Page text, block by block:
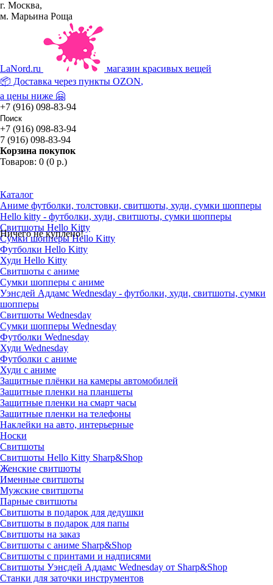
г. Москва,
м. Марьина Роща
LaNord.ru
магазин красивых вещей
📦 Доставка через пункты OZON,
а цены ниже 🤗
+7 (916) 098-83-94
+7 (916) 098-83-94
7 (916) 098-83-94
Корзина покупок
Товаров: 0 (0 р.)
Ничего не куплено!
Каталог
Аниме футболки, толстовки, свитшоты, худи, сумки шопперы
Hello kitty - футболки, худи, свитшоты, сумки шопперы
Свитшоты Hello Kitty
Сумки шопперы Hello Kitty
Футболки Hello Kitty
Худи Hello Kitty
Свитшоты с аниме
Сумки шопперы с аниме
Уэнсдей Аддамс Wednesday - футболки, худи, свитшоты, сумки
шопперы
Свитшоты Wednesday
Сумки шопперы Wednesday
Футболки Wednesday
Худи Wednesday
Футболки с аниме
Худи с аниме
Защитные плёнки на камеры автомобилей
Защитные пленки на планшеты
Защитные пленки на смарт часы
Защитные пленки на телефоны
Наклейки на авто, интерьерные
Носки
Свитшоты
Cвитшоты Hello Kitty Sharp&Shop
Женские свитшоты
Именные свитшоты
Мужские свитшоты
Парные свитшоты
Свитшоты в подарок для дедушки
Свитшоты в подарок для папы
Свитшоты на заказ
Свитшоты с аниме Sharp&Shop
Свитшоты с принтами и надписями
Свитшоты Уэнсдей Аддамс Wednesday от Sharp&Shop
Станки для заточки инструментов